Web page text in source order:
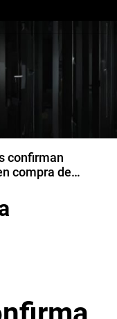
confirman
compra de